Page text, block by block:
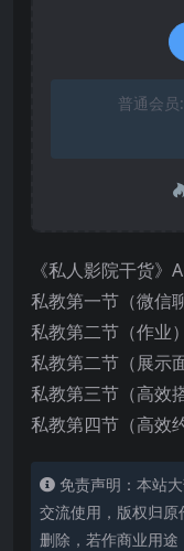
普通会员:
《私人影院干货》
私教第一节（微信
私教第二节（作业
私教第二节（展示
私教第三节（高效
私教第四节（高效
免责声明：本站
交流使用，版权归
删除，若作商业用